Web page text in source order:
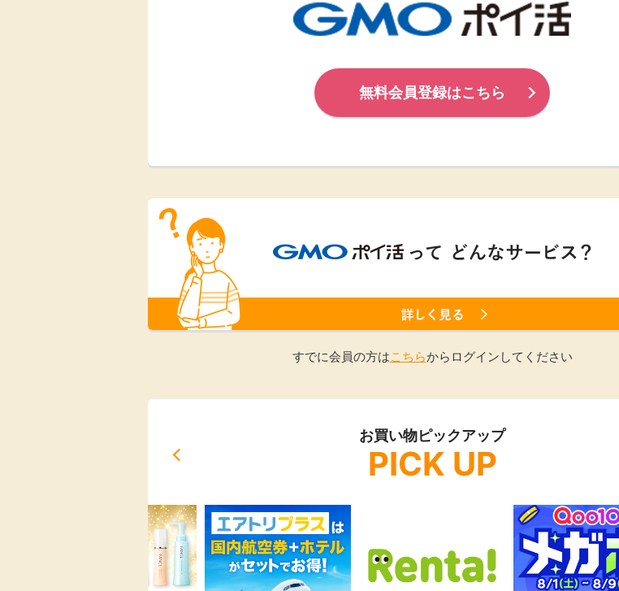
楽天証券
340P
楽天ビューティ
購入額の0.7%P
楽天24
購入額の1%P 購入額の1%P
無料会員登録はこちら
すでに会員の方はこちらからログインしてください
お買い物ピックアップ
PICK UP